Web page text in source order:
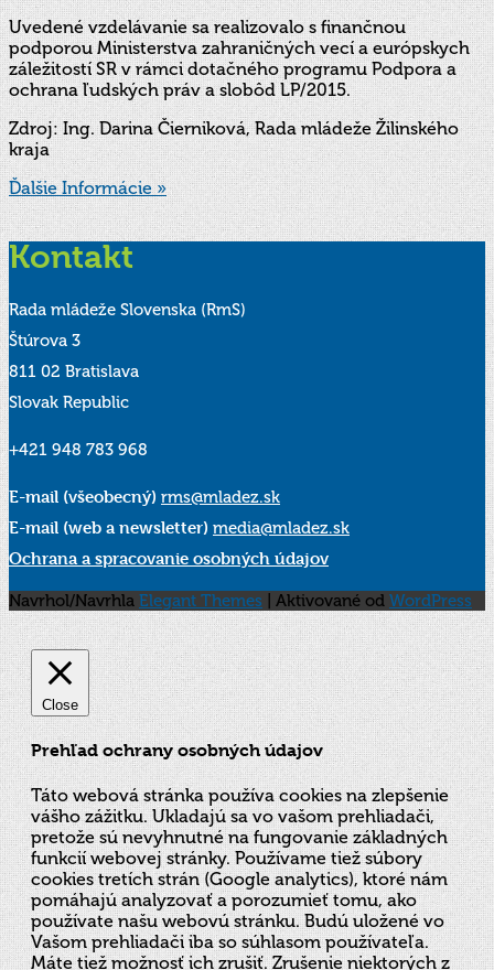
Uvedené vzdelávanie sa realizovalo s finančnou
podporou Ministerstva zahraničných vecí a európskych
záležitostí SR v rámci dotačného programu Podpora a
ochrana ľudských práv a slobôd LP/2015.
Zdroj: Ing. Darina Čierniková, Rada mládeže Žilinského
kraja
Ďalšie Informácie »
Kontakt
Rada mládeže Slovenska (RmS)
Štúrova 3
811 02 Bratislava
Slovak Republic
+421 948 783 968
E-mail (všeobecný) rms@mladez.sk
E-mail (web a newsletter) media@mladez.sk
Ochrana a spracovanie osobných údajov
Navrhol/Navrhla Elegant Themes | Aktivované od WordPress
Close
Prehľad ochrany osobných údajov
Táto webová stránka používa cookies na zlepšenie
vášho zážitku. Ukladajú sa vo vašom prehliadači,
pretože sú nevyhnutné na fungovanie základných
funkcií webovej stránky. Používame tiež súbory
cookies tretích strán (Google analytics), ktoré nám
pomáhajú analyzovať a porozumieť tomu, ako
používate našu webovú stránku. Budú uložené vo
Vašom prehliadači iba so súhlasom používateľa.
Máte tiež možnosť ich zrušiť. Zrušenie niektorých z